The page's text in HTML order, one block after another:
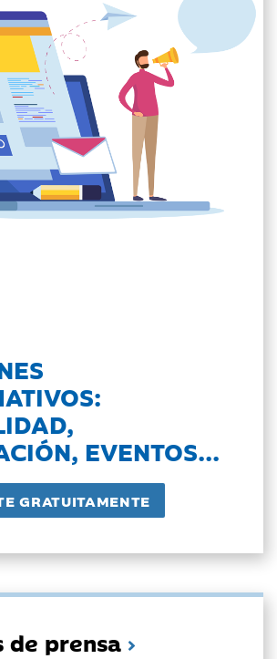
EVENTOS...
de prensa